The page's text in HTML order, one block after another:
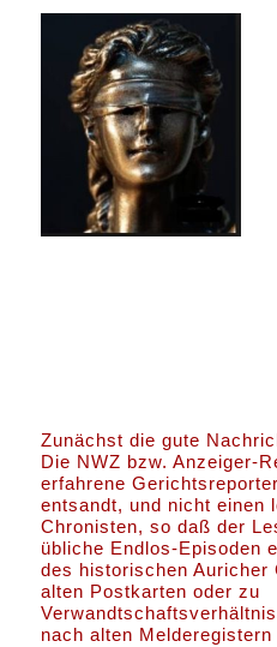
Zunächst die gute
Die NWZ bzw. Anzeiger-
erfahrene
entsandt, und nicht einen
Chronisten, so daß der
übliche Endlos-Episoden
des historischen Auricher
alten Postkarten oder zu
nach alten